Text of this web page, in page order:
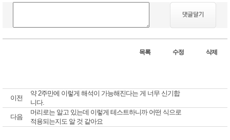
목록 수정 삭제
이전
약 2주만에 이렇게 해석이 가능해진다는 게 너무 신기합
니다.
다음
머리로는 알고 있는데 이렇게 테스트하니까 어떤 식으로
적용되는지도 알 것 같아요